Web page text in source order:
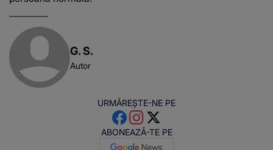
G. S.
Autor
URMĂREȘTE-NE PE
ABONEAZĂ-TE PE